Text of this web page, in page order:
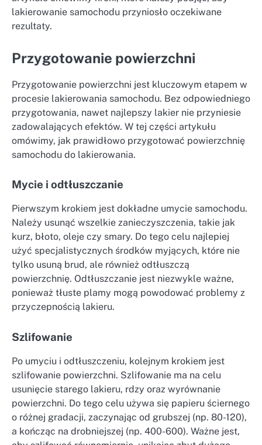
lakierowanie samochodu przyniosło oczekiwane
rezultaty.
Przygotowanie powierzchni
Przygotowanie powierzchni jest kluczowym etapem w
procesie lakierowania samochodu. Bez odpowiedniego
przygotowania, nawet najlepszy lakier nie przyniesie
zadowalających efektów. W tej części artykułu
omówimy, jak prawidłowo przygotować powierzchnię
samochodu do lakierowania.
Mycie i odtłuszczanie
Pierwszym krokiem jest dokładne umycie samochodu.
Należy usunąć wszelkie zanieczyszczenia, takie jak
kurz, błoto, oleje czy smary. Do tego celu najlepiej
użyć specjalistycznych środków myjących, które nie
tylko usuną brud, ale również odtłuszczą
powierzchnię. Odtłuszczanie jest niezwykle ważne,
ponieważ tłuste plamy mogą powodować problemy z
przyczepnością lakieru.
Szlifowanie
Po umyciu i odtłuszczeniu, kolejnym krokiem jest
szlifowanie powierzchni. Szlifowanie ma na celu
usunięcie starego lakieru, rdzy oraz wyrównanie
powierzchni. Do tego celu używa się papieru ściernego
o różnej gradacji, zaczynając od grubszej (np. 80-120),
a kończąc na drobniejszej (np. 400-600). Ważne jest,